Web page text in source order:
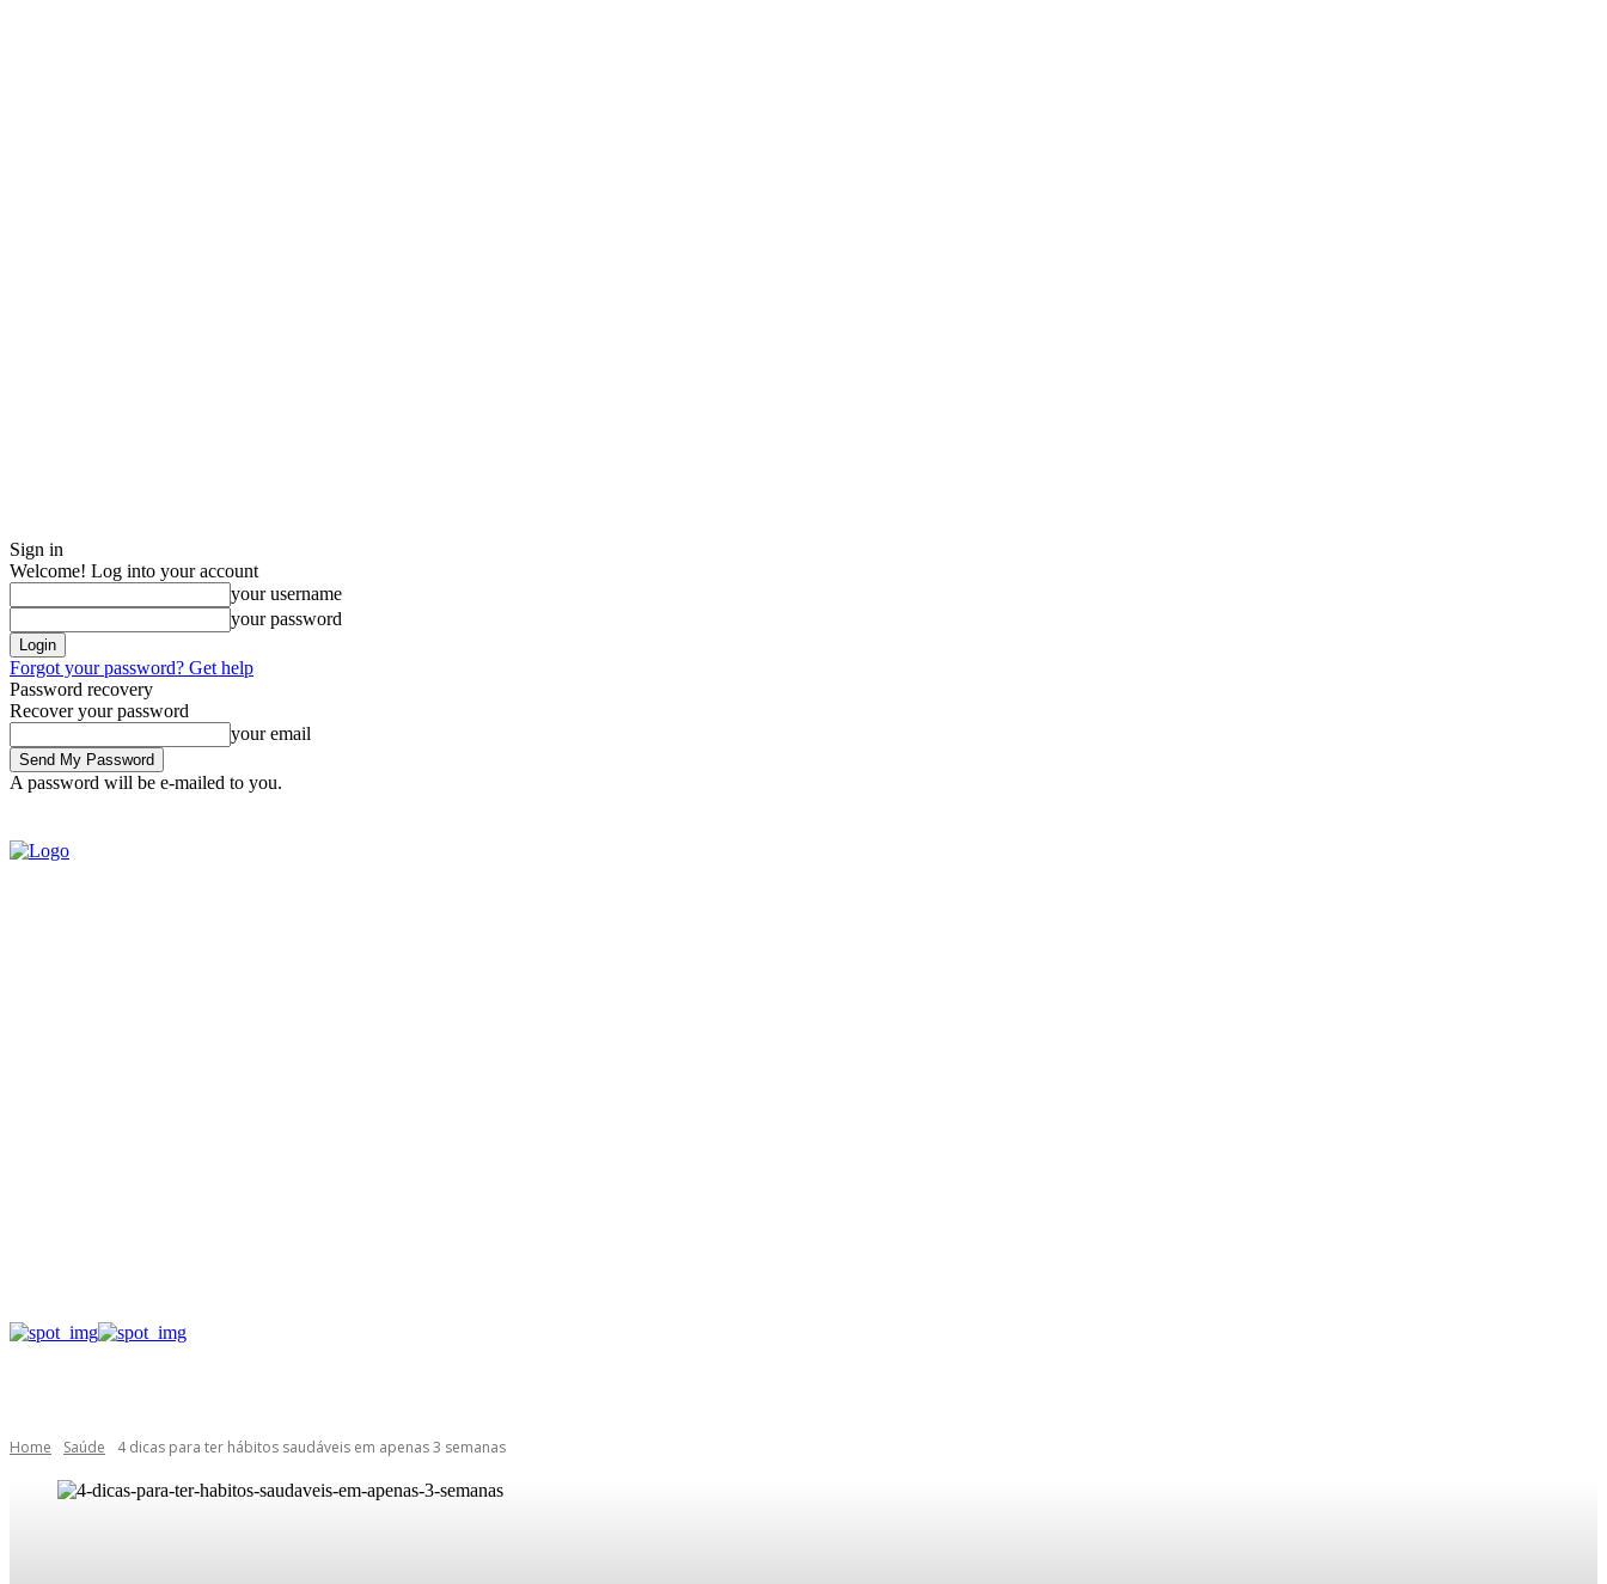
Sign in
Welcome! Log into your account
your username
your password
Forgot your password? Get help
Password recovery
Recover your password
your email
A password will be e-mailed to you.
Home Saúde 4 dicas para ter hábitos saudáveis em apenas 3 semanas